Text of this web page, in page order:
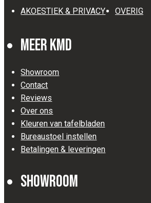
AKOESTIEK & PRIVACY
OVERIG
Meer KMD
Showroom
Contact
Reviews
Over ons
Kleuren van tafelbladen
Bureaustoel instellen
Betalingen & leveringen
Showroom